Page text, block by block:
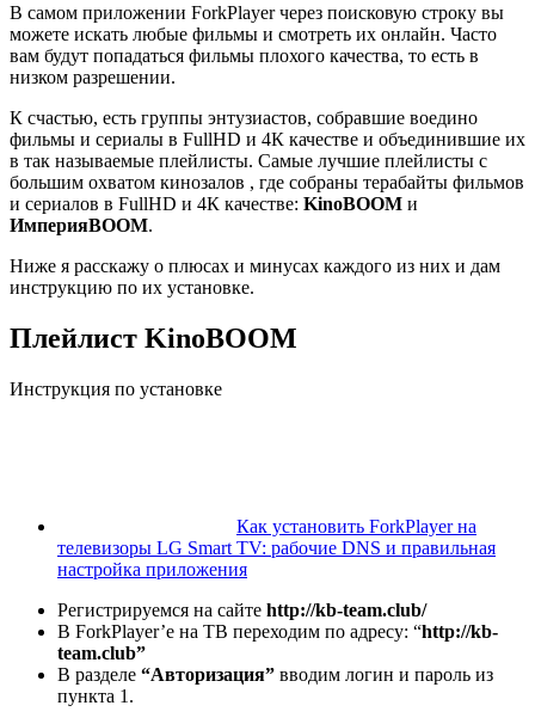
В самом приложении ForkPlayer через поисковую строку вы
можете искать любые фильмы и смотреть их онлайн. Часто
вам будут попадаться фильмы плохого качества, то есть в
низком разрешении.
К счастью, есть группы энтузиастов, собравшие воедино
фильмы и сериалы в FullHD и 4К качестве и объединившие их
в так называемые плейлисты. Самые лучшие плейлисты с
большим охватом кинозалов , где собраны терабайты фильмов
и сериалов в FullHD и 4К качестве: KinoBOOM и
ИмперияBOOM.
Ниже я расскажу о плюсах и минусах каждого из них и дам
инструкцию по их установке.
Плейлист KinoBOOM
Инструкция по установке
Как установить ForkPlayer на
телевизоры LG Smart TV: рабочие DNS и правильная
настройка приложения
Регистрируемся на сайте http://kb-team.club/
В ForkPlayer’е на ТВ переходим по адресу: “http://kb-
team.club”
В разделе “Авторизация” вводим логин и пароль из
пункта 1.